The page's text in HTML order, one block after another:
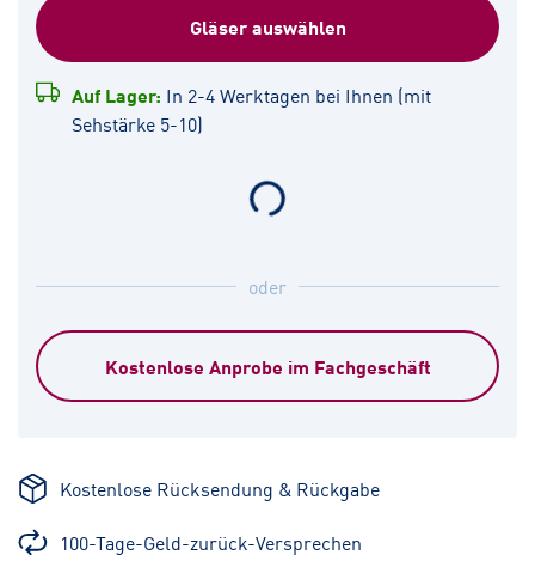
Gläser auswählen
Auf Lager: In 2-4 Werktagen bei Ihnen (mit
Sehstärke 5-10)
oder
Kostenlose Anprobe im Fachgeschäft
Kostenlose Rücksendung & Rückgabe
100-Tage-Geld-zurück-Versprechen